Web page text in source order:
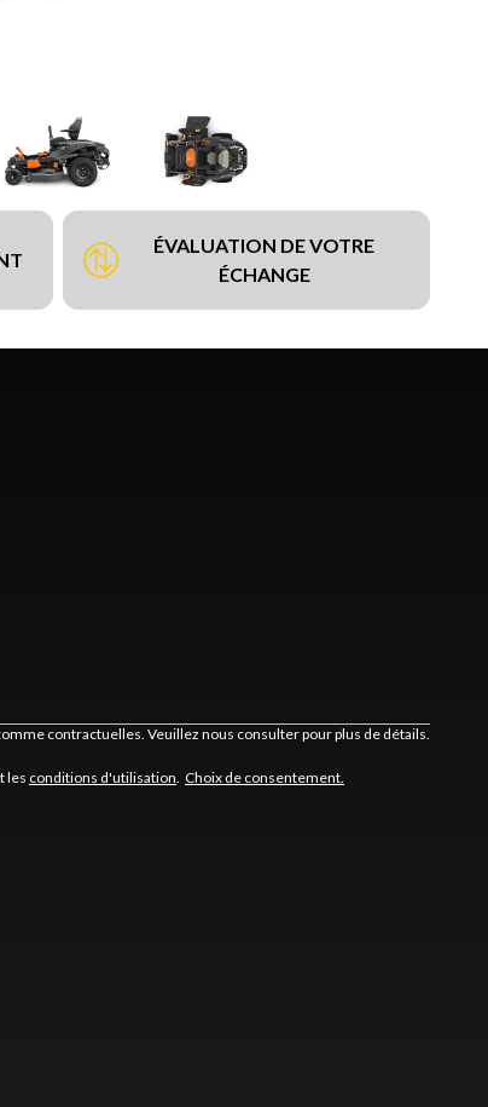
ÉVALUATION DE VOTRE
ÉCHANGE
contractuelles. Veuillez nous consulter pour plus de détails.
les conditions d'utilisation. Choix de consentement.